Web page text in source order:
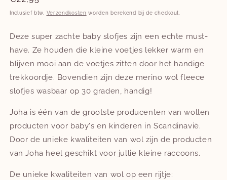
prijs
Inclusief btw. Verzendkosten worden berekend bij de checkout.
Deze super zachte baby slofjes zijn een echte must-
have. Ze houden die kleine voetjes lekker warm en
blijven mooi aan de voetjes zitten door het handige
trekkoordje. Bovendien zijn deze merino wol fleece
slofjes wasbaar op 30 graden, handig!
Joha is één van de grootste producenten van wollen
producten voor baby's en kinderen in Scandinavië.
Door de unieke kwaliteiten van wol zijn de producten
van Joha heel geschikt voor jullie kleine raccoons.
De unieke kwaliteiten van wol op een rijtje: